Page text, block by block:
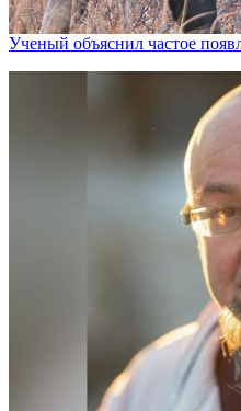
Ученый объяснил частое